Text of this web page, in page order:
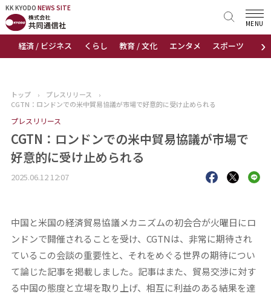
KK KYODO NEWS SITE
›
経済 / ビジネス くらし 教育 / 文化 エンタメ スポーツ 地域
MENU
KK KYODONEWS SITE
トップページ
ニュース
おすすめコンテンツ
出版物
トップ › プレスリリース
›
CGTN：ロンドンでの米中貿易協議が市場で好意的に受け止められる
プレスリリース
CGTN：ロンドンでの米中貿易協議が市場で
好意的に受け止められる
2025.06.12 12:07
中国と米国の経済貿易協議メカニズムの初会合が火曜日にロ
ンドンで開催されることを受け、CGTNは、非常に期待され
ているこの会談の重要性と、それをめぐる世界の期待につい
て論じた記事を掲載しました。記事はまた、貿易交渉に対す
る中国の態度と立場を取り上げ、相互に利益のある結果を達